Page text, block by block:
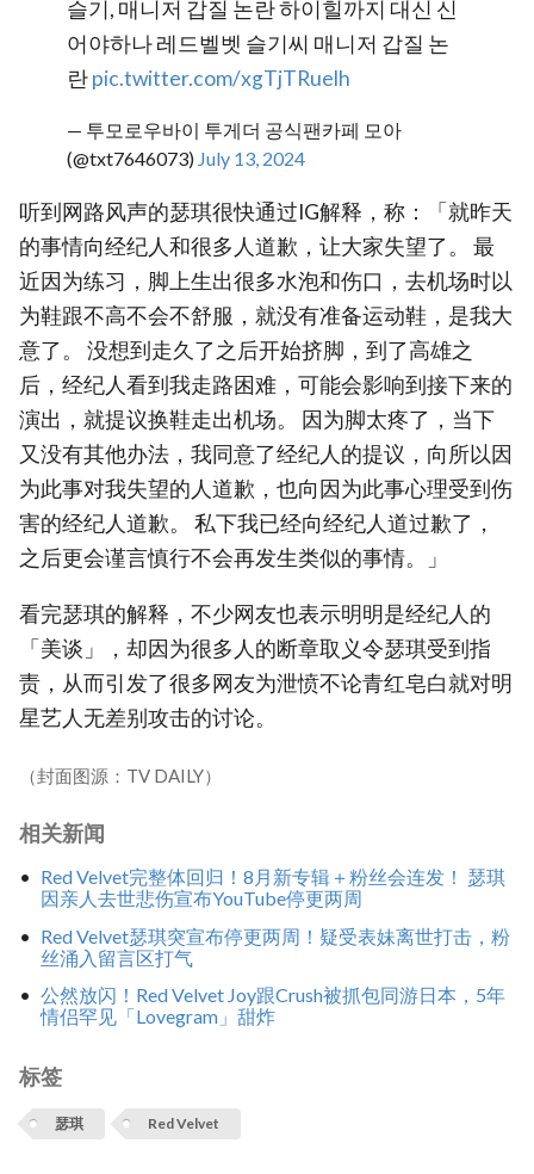
슬기, 매니저 갑질 논란 하이힐까지 대신 신
어야하나 레드벨벳 슬기씨 매니저 갑질 논
란pic.twitter.com/xgTjTRuelh
— 투모로우바이 투게더 공식팬카페 모아
(@txt7646073) July 13, 2024
听到网路风声的瑟琪很快通过IG解释，称：「就昨天
的事情向经纪人和很多人道歉，让大家失望了。 最
近因为练习，脚上生出很多水泡和伤口，去机场时以
为鞋跟不高不会不舒服，就没有准备运动鞋，是我大
意了。 没想到走久了之后开始挤脚，到了高雄之
后，经纪人看到我走路困难，可能会影响到接下来的
演出，就提议换鞋走出机场。 因为脚太疼了，当下
又没有其他办法，我同意了经纪人的提议，向所以因
为此事对我失望的人道歉，也向因为此事心理受到伤
害的经纪人道歉。 私下我已经向经纪人道过歉了，
之后更会谨言慎行不会再发生类似的事情。」
看完瑟琪的解释，不少网友也表示明明是经纪人的
「美谈」，却因为很多人的断章取义令瑟琪受到指
责，从而引发了很多网友为泄愤不论青红皂白就对明
星艺人无差别攻击的讨论。
（封面图源：TV DAILY）
相关新闻
Red Velvet完整体回归！8月新专辑＋粉丝会连发！ 瑟琪
因亲人去世悲伤宣布YouTube停更两周
Red Velvet瑟琪突宣布停更两周！疑受表妹离世打击，粉
丝涌入留言区打气
公然放闪！Red Velvet Joy跟Crush被抓包同游日本，5年
情侣罕见「Lovegram」甜炸
标签
瑟琪 Red Velvet